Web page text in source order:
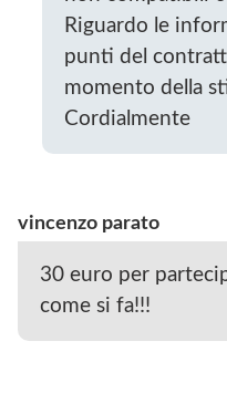
Riguardo le
punti del
momento della
Cordialmente
vincenzo parato
30 euro per
come si fa!!!